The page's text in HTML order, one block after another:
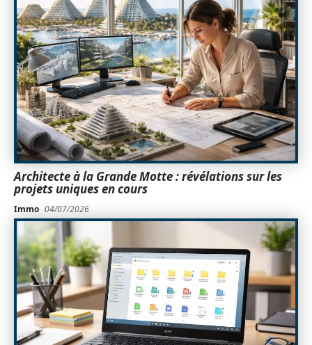
Architecte à la Grande Motte : révélations sur les
projets uniques en cours
Immo 04/07/2026